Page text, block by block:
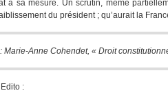
à sa mesure. Un scrutin, même
du président ; qu’aurait la
Marie-Anne Cohendet, « Droit
: